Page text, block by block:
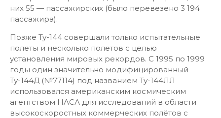
них 55 — пассажирских (было перевезено 3 194
пассажира).
Позже Ту-144 совершали только испытательные
полеты и несколько полетов с целью
установления мировых рекордов. С 1995 по 1999
годы один значительно модифицированный
Ту-144Д (№77114) под названием Ту-144ЛЛ
использовался американским космическим
агентством НАСА для исследований в области
высокоскоростных коммерческих полётов с